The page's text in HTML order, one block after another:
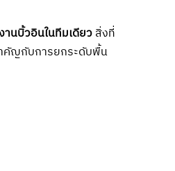
นบิ้วอินในทีมเดียวสิ่งที่
คัญกับการยกระดับพื้น